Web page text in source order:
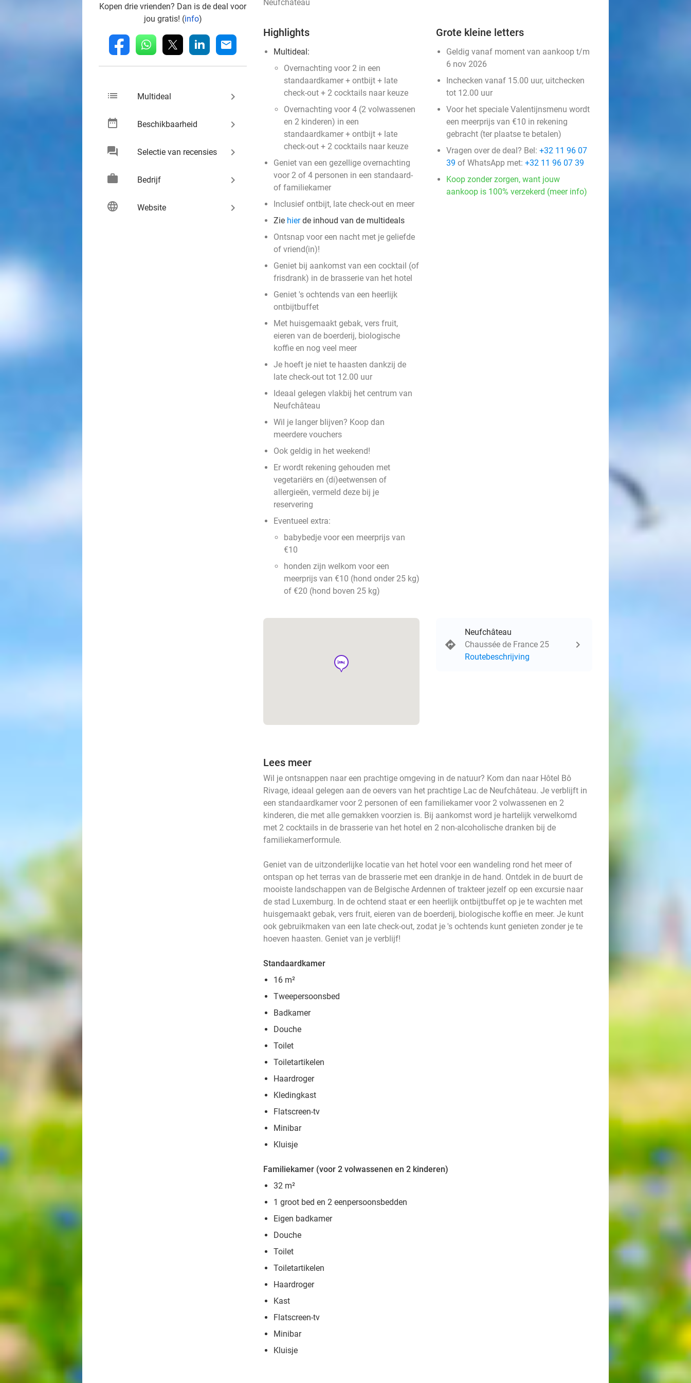
Kopen drie vrienden? Dan is de deal voor
jou gratis! (info)
fb whatsapp linkedin mail
list Multideal keyboard_arrow_right
date_range Beschikbaarheid keyboard_arrow_right
chat Selectie van recensies keyboard_arrow_right
work Bedrijf keyboard_arrow_right
language Website keyboard_arrow_right
Neufchâteau
Highlights
Multideal:
Overnachting voor 2 in een
standaardkamer + ontbijt + late
check-out + 2 cocktails naar keuze
Overnachting voor 4 (2 volwassenen
en 2 kinderen) in een
standaardkamer + ontbijt + late
check-out + 2 cocktails naar keuze
Geniet van een gezellige overnachting
voor 2 of 4 personen in een standaard-
of familiekamer
Inclusief ontbijt, late check-out en meer
Zie hierde inhoud van de multideals
Ontsnap voor een nacht met je geliefde
of vriend(in)!
Geniet bij aankomst van een cocktail (of
frisdrank) in de brasserie van het hotel
Geniet 's ochtends van een heerlijk
ontbijtbuffet
Met huisgemaakt gebak, vers fruit,
eieren van de boerderij, biologische
koffie en nog veel meer
Je hoeft je niet te haasten dankzij de
late check-out tot 12.00 uur
Ideaal gelegen vlakbij het centrum van
Neufchâteau
Wil je langer blijven? Koop dan
meerdere vouchers
Ook geldig in het weekend!
Er wordt rekening gehouden met
vegetariërs en (di)eetwensen of
allergieën, vermeld deze bij je
reservering
Eventueel extra:
babybedje voor een meerprijs van
€10
honden zijn welkom voor een
meerprijs van €10 (hond onder 25 kg)
of €20 (hond boven 25 kg)
Grote kleine letters
Geldig vanaf moment van aankoop t/m
6 nov 2026
Inchecken vanaf 15.00 uur, uitchecken
tot 12.00 uur
Voor het speciale Valentijnsmenu wordt
een meerprijs van €10 in rekening
gebracht (ter plaatse te betalen)
Vragen over de deal? Bel: +32 11 96 07
39 of WhatsApp met: +32 11 96 07 39
Koop zonder zorgen, want jouw
aankoop is 100% verzekerd (meer info)
hotel
Neufchâteau
Chaussée de France 25
Routebeschrijving
Lees meer
Wil je ontsnappen naar een prachtige omgeving in de natuur? Kom dan naar Hôtel Bô
Rivage, ideaal gelegen aan de oevers van het prachtige Lac de Neufchâteau. Je verblijft in
een standaardkamer voor 2 personen of een familiekamer voor 2 volwassenen en 2
kinderen, die met alle gemakken voorzien is. Bij aankomst word je hartelijk verwelkomd
met 2 cocktails in de brasserie van het hotel en 2 non-alcoholische dranken bij de
familiekamerformule.
Geniet van de uitzonderlijke locatie van het hotel voor een wandeling rond het meer of
ontspan op het terras van de brasserie met een drankje in de hand. Ontdek in de buurt de
mooiste landschappen van de Belgische Ardennen of trakteer jezelf op een excursie naar
de stad Luxemburg. In de ochtend staat er een heerlijk ontbijtbuffet op je te wachten met
huisgemaakt gebak, vers fruit, eieren van de boerderij, biologische koffie en meer. Je kunt
ook gebruikmaken van een late check-out, zodat je 's ochtends kunt genieten zonder je te
hoeven haasten. Geniet van je verblijf!
Standaardkamer
16 m²
Tweepersoonsbed
Badkamer
Douche
Toilet
Toiletartikelen
Haardroger
Kledingkast
Flatscreen-tv
Minibar
Kluisje
Familiekamer (voor 2 volwassenen en 2 kinderen)
32 m²
1 groot bed en 2 eenpersoonsbedden
Eigen badkamer
Douche
Toilet
Toiletartikelen
Haardroger
Kast
Flatscreen-tv
Minibar
Kluisje